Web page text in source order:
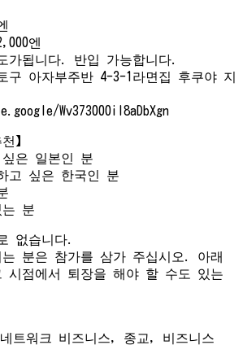
엔
됩니다. 반입 가능합니다.
구 아자부주반 4-3-1라면집 후쿠야 지
Wv373000il8aDbXgn
】
싶은 일본인 분
고 싶은 한국인 분
는 분
없습니다.
분은 참가를 삼가 주십시오. 아래
시점에서 퇴장을 해야 할 수도 있는
트워크 비즈니스, 종교, 비즈니스